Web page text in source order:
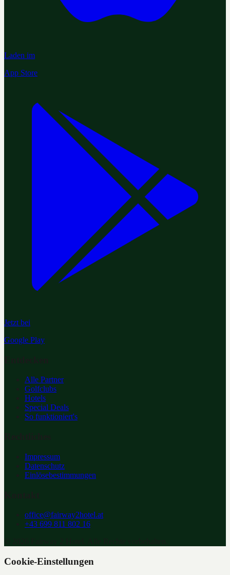
Laden im
App Store
Jetzt bei
Google Play
Alle Partner
Golfclubs
Hotels
Special Deals
So funktioniert's
Impressum
Datenschutz
Einlösebestimmungen
office@fairway2hotel.at
+43 699 811 802 16
Cookie-Einstellungen